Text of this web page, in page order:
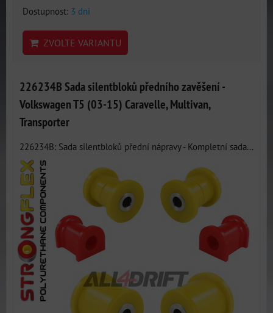
Dostupnost: 3 dni
ZVOLTE VARIANTU
226234B Sada silentbloků předního zavěšení -
Volkswagen T5 (03-15) Caravelle, Multivan,
Transporter
226234B: Sada silentbloků přední nápravy - Kompletní sada...